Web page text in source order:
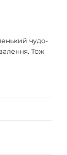
чудо-
Тож